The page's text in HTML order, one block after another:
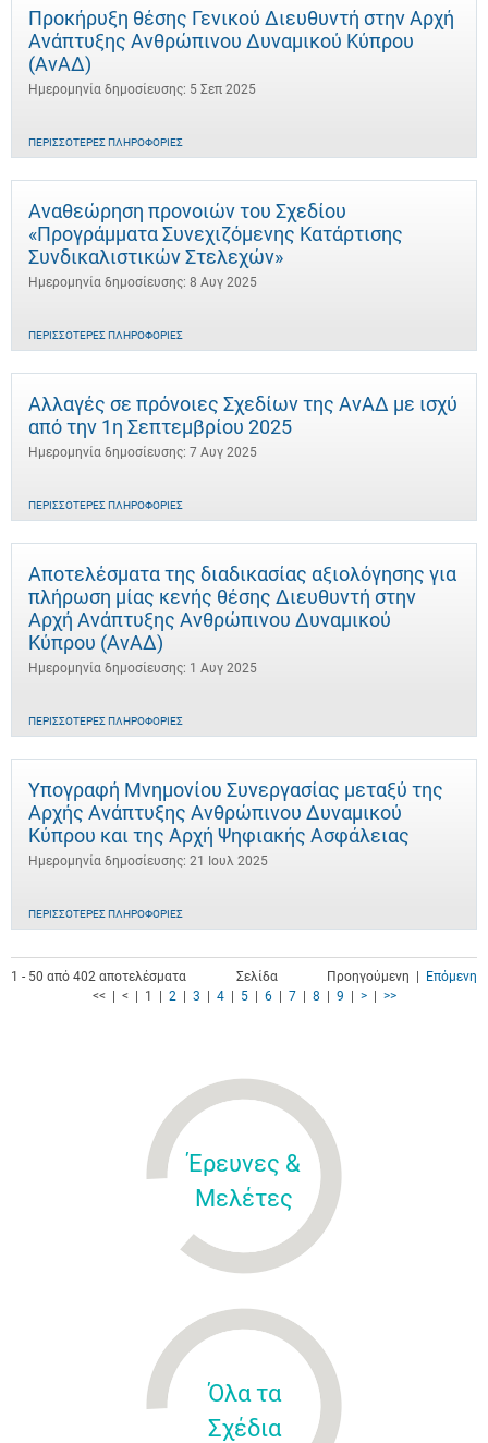
Προκήρυξη θέσης Γενικού Διευθυντή στην Αρχή
Ανάπτυξης Ανθρώπινου Δυναμικού Κύπρου
(ΑνΑΔ)
Ημερομηνία δημοσίευσης: 5 Σεπ 2025
ΠΕΡΙΣΣΌΤΕΡΕΣ ΠΛΗΡΟΦΟΡΊΕΣ
Αναθεώρηση προνοιών του Σχεδίου
«Προγράμματα Συνεχιζόμενης Κατάρτισης
Συνδικαλιστικών Στελεχών»
Ημερομηνία δημοσίευσης: 8 Αυγ 2025
ΠΕΡΙΣΣΌΤΕΡΕΣ ΠΛΗΡΟΦΟΡΊΕΣ
Αλλαγές σε πρόνοιες Σχεδίων της ΑνΑΔ με ισχύ
από την 1η Σεπτεμβρίου 2025
Ημερομηνία δημοσίευσης: 7 Αυγ 2025
ΠΕΡΙΣΣΌΤΕΡΕΣ ΠΛΗΡΟΦΟΡΊΕΣ
Αποτελέσματα της διαδικασίας αξιολόγησης για
πλήρωση μίας κενής θέσης Διευθυντή στην
Αρχή Ανάπτυξης Ανθρώπινου Δυναμικού
Κύπρου (ΑνΑΔ)
Ημερομηνία δημοσίευσης: 1 Αυγ 2025
ΠΕΡΙΣΣΌΤΕΡΕΣ ΠΛΗΡΟΦΟΡΊΕΣ
Υπογραφή Μνημονίου Συνεργασίας μεταξύ της
Αρχής Ανάπτυξης Ανθρώπινου Δυναμικού
Κύπρου και της Αρχή Ψηφιακής Ασφάλειας
Ημερομηνία δημοσίευσης: 21 Ιουλ 2025
ΠΕΡΙΣΣΌΤΕΡΕΣ ΠΛΗΡΟΦΟΡΊΕΣ
1 - 50 από 402 αποτελέσματα Προηγούμενη | Επόμενη
Σελίδα
<< | < | 1 | 2| 3 4| 5| 6| 7| 8 9 >| >>
Έρευνες &
Μελέτες
Όλα τα
Σχέδια